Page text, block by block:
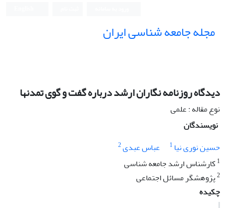
مجله جامعه شناسی ایران
دیدگاه روزنامه نگاران ارشد درباره گفت و گوی تمدنها
نوع مقاله : علمی
نویسندگان
حسین نوری نیا 1 عباس عبدی2
1کارشناس ارشد جامعه شناسی
2پژوهشگر مسائل اجتماعی
چکیده